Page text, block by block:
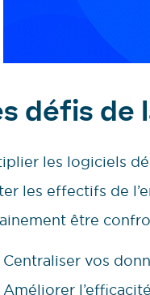
défis de
les logiciels
les effectifs de
être
Centraliser vos
Améliorer